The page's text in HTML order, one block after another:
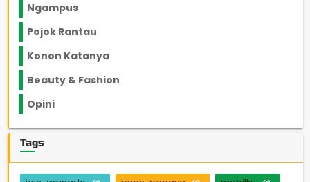
Ngampus
Pojok Rantau
Konon Katanya
Beauty & Fashion
Opini
Tags